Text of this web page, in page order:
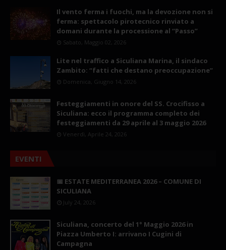
Il vento ferma i fuochi, ma la devozione non si
ferma: spettacolo pirotecnico rinviato a
domani durante la processione al “Passo”
Sabato, Maggio 02, 2026
Lite nel traffico a Siculiana Marina, il sindaco
Zambito: “fatti che destano preoccupazione”
Domenica, Giugno 14, 2026
Festeggiamenti in onore del SS. Crocifisso a
Siculiana: ecco il programma completo dei
festeggiamenti da 29 aprile al 3 maggio 2026
Venerdì, Aprile 24, 2026
EVENTI
📅 ESTATE MEDITERRANEA 2026 – COMUNE DI
SICULIANA
July 24, 2026
Siculiana, concerto del 1° Maggio 2026 in
Piazza Umberto I: arrivano I Cugini di
Campagna